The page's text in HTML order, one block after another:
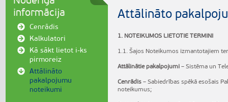
informācija
Cenrādis
Kalkulatori
Kā sākt lietot i-ks
pirmoreiz
Attālināto
pakalpojumu
noteikumi
Attālināto
1. NOTEIKUMOS LIETOTIE TERMINI
1.1. Šajos Noteikumos izmantotajiem
Attālinātie pakalpojumi – Sistēma un
Cenrādis – Sabiedrības spēkā esošais
noteikumus;